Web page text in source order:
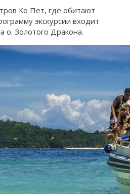
Ко Пет, где обитают
экскурсии входит
о. Золотого Дракона.